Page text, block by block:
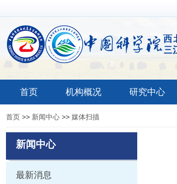
首页 机构概况 研究中心
首页 >> 新闻中心 >> 媒体扫描
新闻中心
最新消息